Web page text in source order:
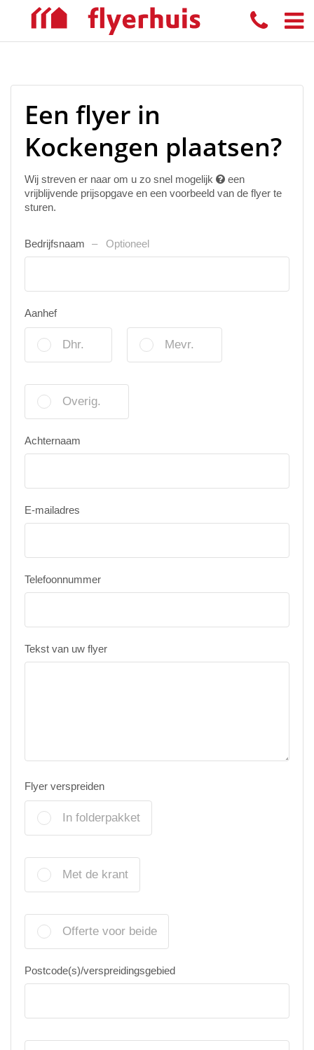
Een flyer in
Kockengen plaatsen?
Wij streven er naar om u zo snel mogelijk
een
vrijblijvende prijsopgave en een voorbeeld van de flyer te
sturen.
Bedrijfsnaam Optioneel
Aanhef
Dhr. Mevr.
Overig.
Achternaam
E-mailadres
Telefoonnummer
Tekst van uw flyer
Flyer verspreiden
In folderpakket
Met de krant
Offerte voor beide
Postcode(s)/verspreidingsgebied